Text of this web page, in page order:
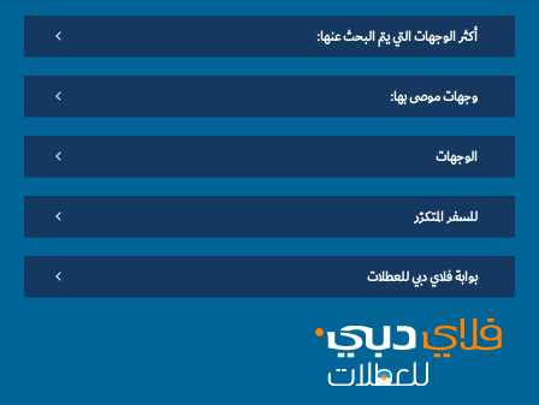
أكثر الوجهات التي يتم البحث عنها:
وجهات موصى بها:
الوجهات
للسفر المتكرّر
بوابة فلاي دبي للعطلات